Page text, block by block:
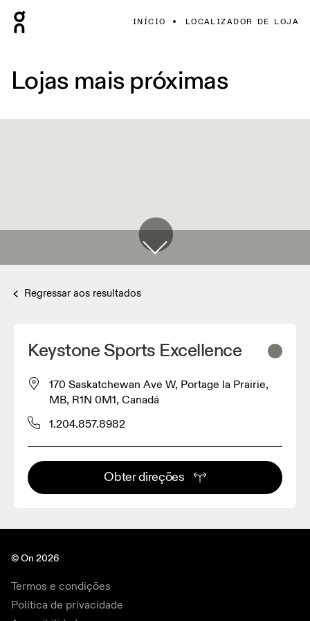
INÍCIO LOCALIZADOR DE LOJA
Lojas mais próximas
Regressar aos resultados
Keystone Sports Excellence
170 Saskatchewan Ave W, Portage la Prairie,
MB, R1N 0M1, Canadá
1.204.857.8982
Obter direções
© On 2026
Termos e condições
Política de privacidade